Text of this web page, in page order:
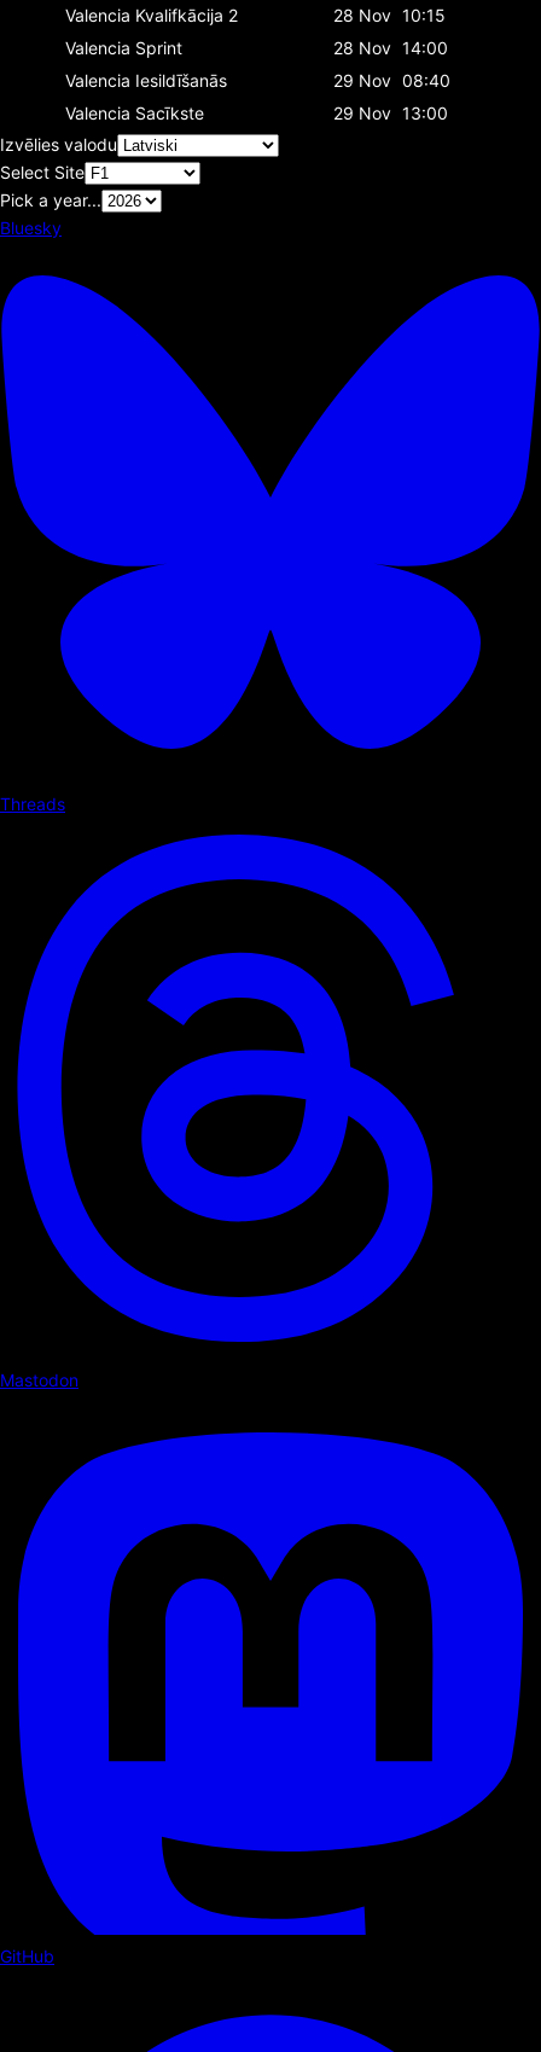
Valencia Kvalifkācija 2 28 Nov 10:15
Valencia Sprint 28 Nov 14:00
Valencia Iesildīšanās 29 Nov 08:40
Valencia Sacīkste 29 Nov 13:00
Izvēlies valodu
Select Site
Pick a year...
Bluesky
Threads
Mastodon
GitHub